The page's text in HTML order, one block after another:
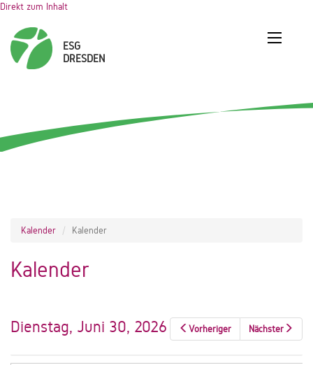
Direkt zum Inhalt
Kalender Kalender
Kalender
Vorheriger Nächster
Dienstag, Juni 30, 2026